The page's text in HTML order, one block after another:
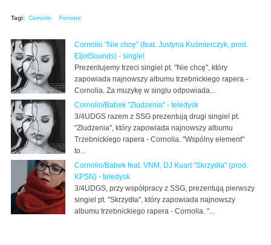
Tagi: Cornolio Fonope
Cornolio "Nie chcę" (feat. Justyna Kuśmierczyk, prod.
EljotSounds) - singiel
Prezentujemy trzeci singiel pt. "Nie chcę", który
zapowiada najnowszy albumu trzebnickiego rapera -
Cornolia. Za muzykę w singlu odpowiada...
Cornolio/Babek "Złudzenia" - teledysk
3/4UDGS razem z SSG prezentują drugi singiel pt.
"Złudzenia", który zapowiada najnowszy albumu
Trzebnickiego rapera - Cornolia. "Wspólny element"
to...
Cornolio/Babek feat. VNM, DJ Kuart "Skrzydła" (prod.
KPSN) - teledysk
3/4UDGS, przy współpracy z SSG, prezentują pierwszy
singiel pt. "Skrzydła", który zapowiada najnowszy
albumu trzebnickiego rapera - Cornolia. "...